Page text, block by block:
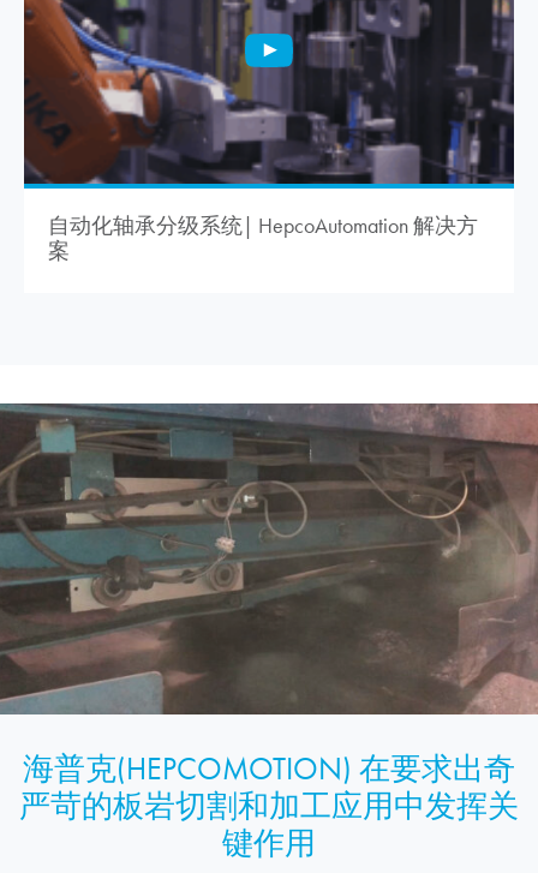
自动化轴承分级系统| HepcoAutomation 解决方
案
海普克(HEPCOMOTION) 在要求出奇
严苛的板岩切割和加工应用中发挥关
键作用